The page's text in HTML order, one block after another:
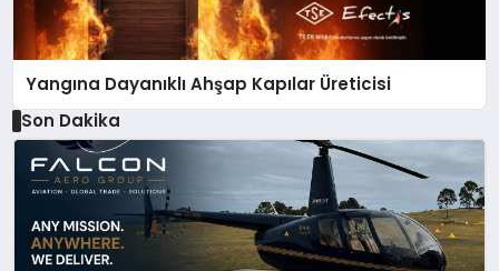
Yangına Dayanıklı Ahşap Kapılar Üreticisi
Son Dakika